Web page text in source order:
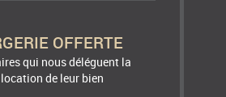
OFFERTE
qui nous déléguent la
de leur bien